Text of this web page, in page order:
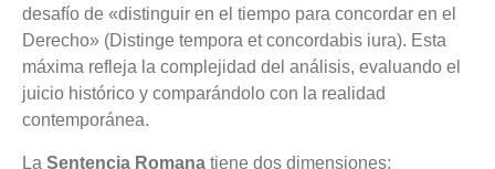
desafío de «distinguir en el tiempo para concordar en el
Derecho» (Distinge tempora et concordabis iura). Esta
máxima refleja la complejidad del análisis, evaluando el
juicio histórico y comparándolo con la realidad
contemporánea.
LaSentencia Romana tiene dos dimensiones: